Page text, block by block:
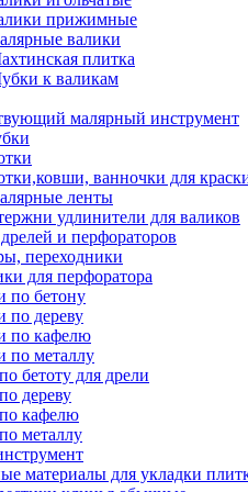
прижимные
валики
плитка
к валикам
малярный инструмент
ванночки для
ленты
удлинители для валиков
и перфораторов
переходники
для перфоратора
по бетону
по дереву
по кафелю
по металлу
бетоту для дрели
дереву
кафелю
металлу
материалы для укладки